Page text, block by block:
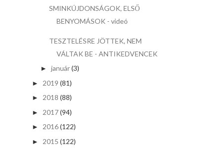
SMINKÚJDONSÁGOK, ELSŐ
BENYOMÁSOK - videó
TESZTELÉSRE JÖTTEK, NEM
VÁLTAK BE - ANTIKEDVENCEK
► január(3)
► 2019 (81)
► 2018 (88)
► 2017(94)
► 2016(122)
► 2015 (122)